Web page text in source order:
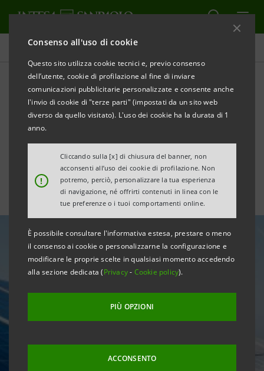
Consenso all'uso di cookie
Questo sito utilizza cookie tecnici e, previo consenso
dell’utente, cookie di profilazione al fine di inviare
comunicazioni pubblicitarie personalizzate e consente anche
l'invio di cookie di "terze parti" (impostati da un sito web
diverso da quello visitato). L'uso dei cookie ha la durata di 1
anno.
!
Cliccando sulla [x] di chiusura del banner, non
acconsenti all’uso dei cookie di profilazione. Non
potremo, perciò, personalizzare la tua esperienza
di navigazione, né offrirti contenuti in linea con le
tue preferenze o i tuoi comportamenti online.
È possibile consultare l'informativa estesa, prestare o meno
il consenso ai cookie o personalizzarne la configurazione e
modificare le proprie scelte in qualsiasi momento accedendo
alla sezione dedicata (Privacy- Cookie policy).
PIÙ OPZIONI
ACCONSENTO
In Primo Piano
18° Rapporto Economia e
finanza dei distretti
industriali